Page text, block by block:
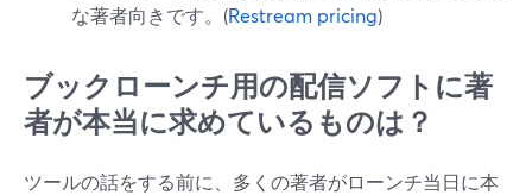
な著者向きです。(Restream pricing)
ブックローンチ用の配信ソフトに著
者が本当に求めているものは？
ツールの話をする前に、多くの著者がローンチ当日に本